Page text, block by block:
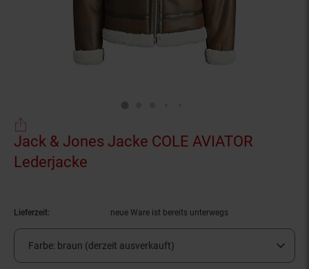
Jack & Jones Jacke COLE AVIATOR
Lederjacke
Lieferzeit: neue Ware ist bereits unterwegs
Farbe: braun (derzeit ausverkauft)